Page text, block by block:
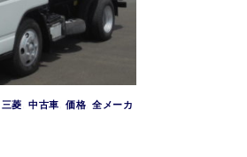
三菱 ,中古車 価格 ,全メーカ